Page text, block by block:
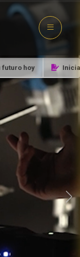
hoy Inicia tu
en